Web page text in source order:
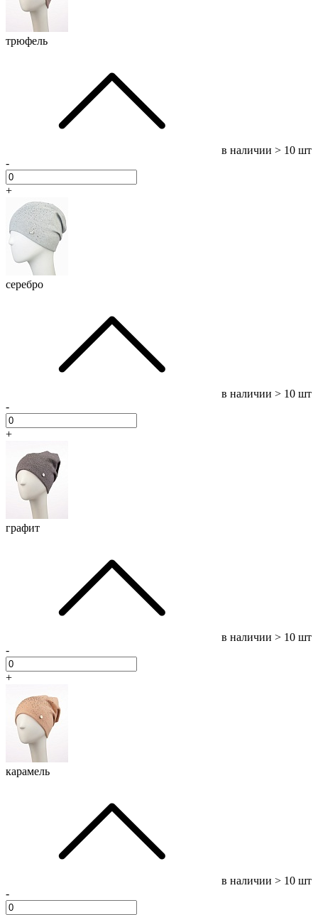
трюфель
в наличии > 10 шт
-
+
серебро
в наличии > 10 шт
-
+
графит
в наличии > 10 шт
-
+
карамель
в наличии > 10 шт
-